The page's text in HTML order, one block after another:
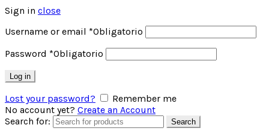
Sign in close
Username or email *Obligatorio
Password *Obligatorio
Log in
Lost your password?
Remember me
No account yet? Create an Account
Search for:
Search